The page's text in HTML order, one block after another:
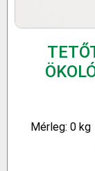
Mérleg: 0 kg